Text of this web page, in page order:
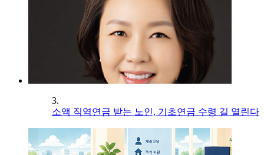
3.
소액 직역연금 받는 노인, 기초연금 수령 길 열린다